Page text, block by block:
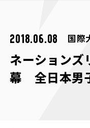
2018.06.08 国際
ネーションズ
幕 全日本男